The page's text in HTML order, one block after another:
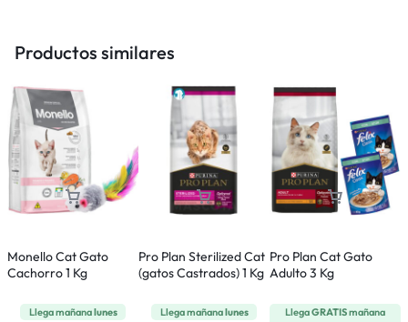
Productos similares
Monello Cat Gato
Cachorro 1 Kg
Llega mañanalunes
Pro Plan Sterilized Cat
(gatos Castrados) 1 Kg
Llega mañanalunes
Pro Plan Cat Gato
Adulto 3 Kg
LlegaGRATISmañana